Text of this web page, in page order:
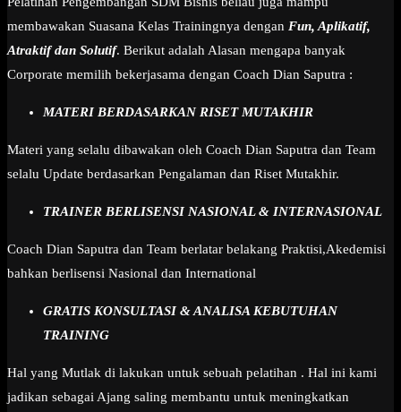
membawakan Suasana Kelas Trainingnya dengan Fun, Aplikatif,
Atraktif dan Solutif. Berikut adalah Alasan mengapa banyak
Corporate memilih bekerjasama dengan Coach Dian Saputra :
MATERI BERDASARKAN RISET MUTAKHIR
Materi yang selalu dibawakan oleh Coach Dian Saputra dan Team
selalu Update berdasarkan Pengalaman dan Riset Mutakhir.
TRAINER BERLISENSI NASIONAL & INTERNASIONAL
Coach Dian Saputra dan Team berlatar belakang Praktisi,Akedemisi
bahkan berlisensi Nasional dan International
GRATIS KONSULTASI & ANALISA KEBUTUHAN
TRAINING
Hal yang Mutlak di lakukan untuk sebuah pelatihan . Hal ini kami
jadikan sebagai Ajang saling membantu untuk meningkatkan